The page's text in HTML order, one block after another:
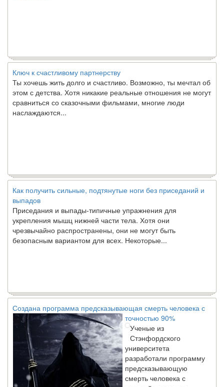
Ключ к счастливому партнерству
Ты хочешь жить долго и счастливо. Возможно, ты мечтал об
этом с детства. Хотя никакие реальные отношения не могут
сравниться со сказочными фильмами, многие люди
наслаждаются...
Как получить сильные, подтянутые ноги без приседаний и
выпадов
Приседания и выпады-типичные упражнения для
укрепления мышц нижней части тела. Хотя они
чрезвычайно распространены, они не могут быть
безопасным вариантом для всех. Некоторые...
Создана программа предсказывающая смерть человека с
точностью 90%
Ученые из
Стэнфордского
университета
разработали программу
предсказывающую
смерть человека с
высокой точностью.